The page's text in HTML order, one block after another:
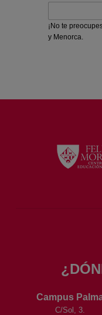
¡No te
y Menorca.
Campus
C/Sol, 3.